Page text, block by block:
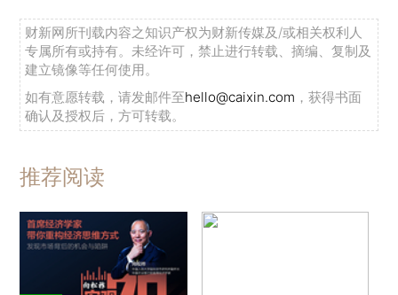
财新网所刊载内容之知识产权为财新传媒及/或相关权利人
专属所有或持有。未经许可，禁止进行转载、摘编、复制及
建立镜像等任何使用。
如有意愿转载，请发邮件至hello@caixin.com ，获得书面
确认及授权后，方可转载。
推荐阅读